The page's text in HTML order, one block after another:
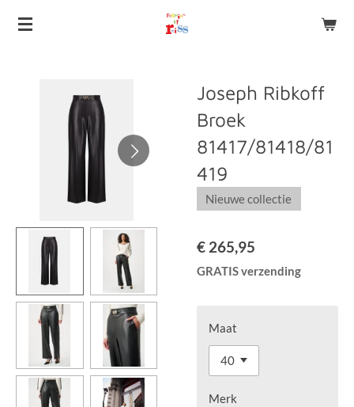
Ga
hoofdinhoud
Joseph Ribkoff
Broek
81417/81418/81
419
Nieuwe collectie
€ 265,95
GRATIS verzending
Maat
Merk